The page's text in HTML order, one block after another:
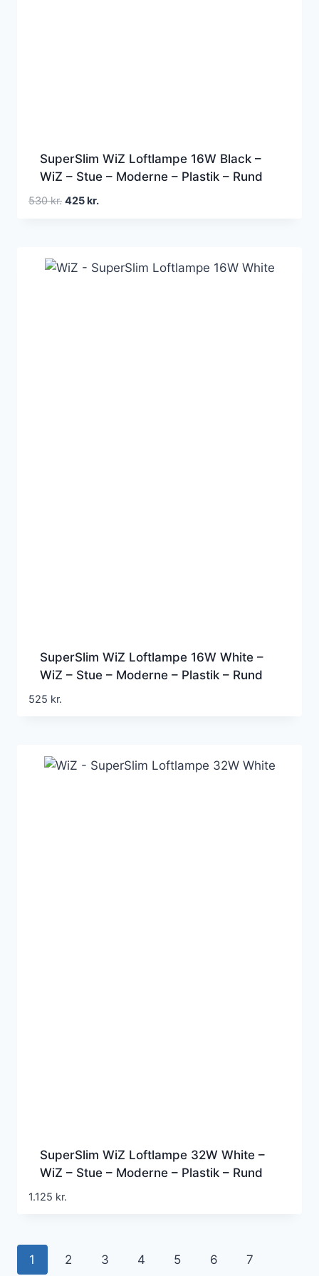
SuperSlim WiZ Loftlampe 16W Black –
WiZ – Stue – Moderne – Plastik – Rund
530kr. Den
530 kr..
425 kr.Den
425 kr..
SuperSlim WiZ Loftlampe 16W White –
WiZ – Stue – Moderne – Plastik – Rund
525 kr.
SuperSlim WiZ Loftlampe 32W White –
WiZ – Stue – Moderne – Plastik – Rund
1.125 kr.
1 2 3 4 5 6 7